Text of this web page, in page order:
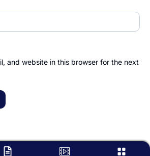
and website in this browser for the next